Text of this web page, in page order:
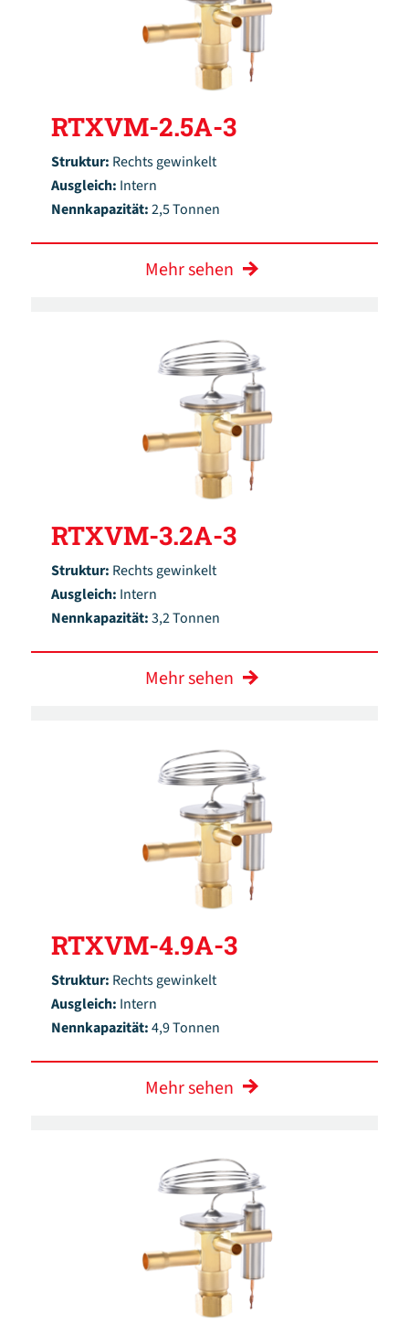
RTXVM-2.5A-3
Struktur: Rechts gewinkelt
Ausgleich: Intern
Nennkapazität:2,5 Tonnen
Mehr sehen
RTXVM-3.2A-3
Struktur: Rechts gewinkelt
Ausgleich: Intern
Nennkapazität:3,2 Tonnen
Mehr sehen
RTXVM-4.9A-3
Struktur: Rechts gewinkelt
Ausgleich: Intern
Nennkapazität:4,9 Tonnen
Mehr sehen